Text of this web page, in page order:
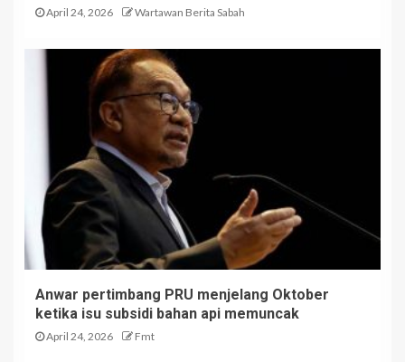
April 24, 2026 Wartawan Berita Sabah
Anwar pertimbang PRU menjelang Oktober
ketika isu subsidi bahan api memuncak
April 24, 2026 Fmt